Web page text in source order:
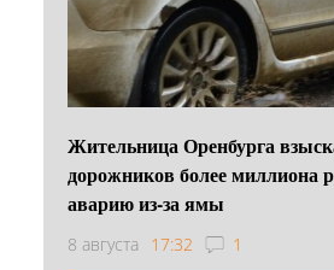
Жительница Оренбурга
дорожников более миллиона
аварию из-за ямы
8 августа 17:32 1